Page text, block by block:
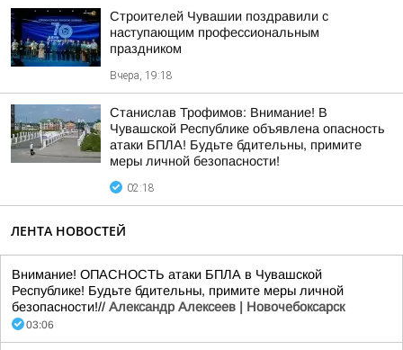
Строителей Чувашии поздравили с
наступающим профессиональным
праздником
Вчера, 19:18
Станислав Трофимов: Внимание! В
Чувашской Республике объявлена опасность
атаки БПЛА! Будьте бдительны, примите
меры личной безопасности!
02:18
ЛЕНТА НОВОСТЕЙ
Внимание! ОПАСНОСТЬ атаки БПЛА в Чувашской
Республике! Будьте бдительны, примите меры личной
безопасности!// Александр Алексеев | Новочебоксарск
03:06